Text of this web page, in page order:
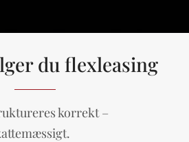
du flexleasing
korrekt –